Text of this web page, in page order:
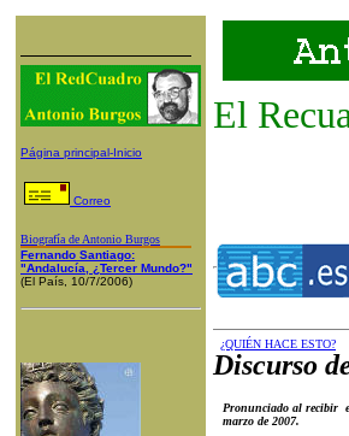
Página principal-Inicio
Correo
Biografía de Antonio Burgos
Fernando Santiago:
"Andalucía, ¿Tercer Mundo?"
(El País, 10/7/2006)
El
¿QUIÉN HACE ESTO?
Discurso
Pronunciado al recibir
marzo de 2007.